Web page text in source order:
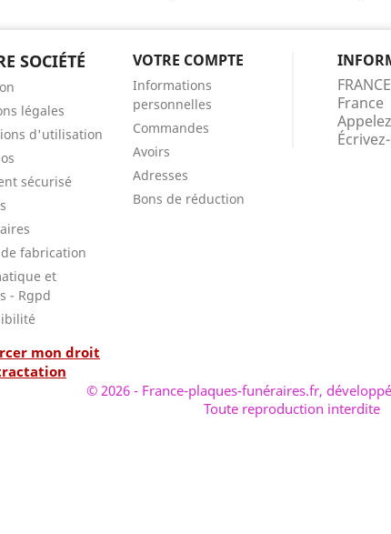
SOCIÉTÉ
légales
d'utilisation
sécurisé
fabrication
et
- Rgpd
mon droit
VOTRE COMPTE
Informations
personnelles
Commandes
Avoirs
Adresses
Bons de réduction
France
© 2026 - France-plaques-funéraires.fr,
Toute reproduction interdite